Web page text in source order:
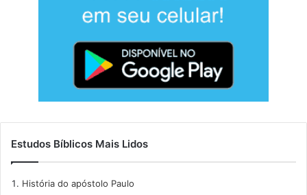
Estudos Bíblicos Mais Lidos
História do apóstolo Paulo